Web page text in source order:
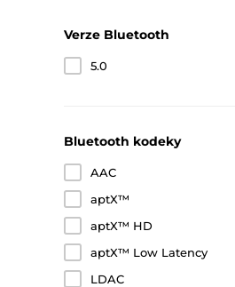
Verze Bluetooth
5.0
Bluetooth kodeky
AAC
aptX™
aptX™ HD
aptX™ Low Latency
LDAC